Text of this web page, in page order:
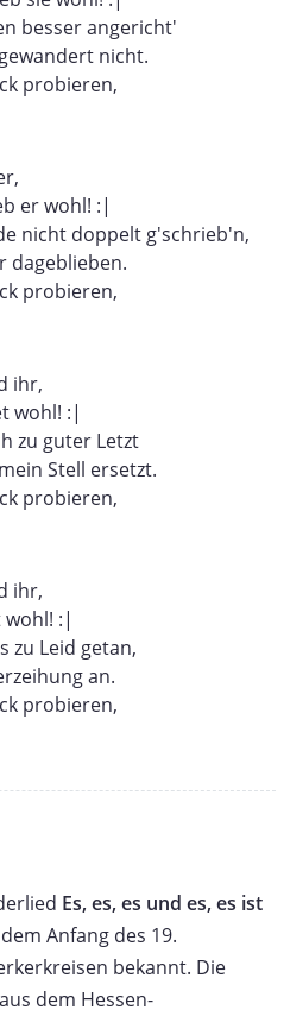
besser angericht'
nicht.
probieren,
er wohl! :|
nicht doppelt g'schrieb'n,
dageblieben.
probieren,
ihr,
wohl! :|
zu guter Letzt
Stell ersetzt.
probieren,
ihr,
:|
zu Leid getan,
an.
probieren,
Es, es, es und es, es ist
Anfang des 19.
bekannt. Die
dem Hessen-